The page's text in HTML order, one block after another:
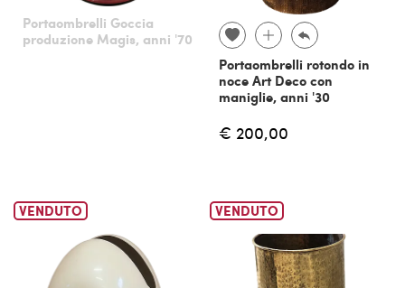
Portaombrelli Goccia
produzione Magis, anni '70
Portaombrelli rotondo in
noce Art Deco con
maniglie, anni '30
€ 200,00
VENDUTO VENDUTO